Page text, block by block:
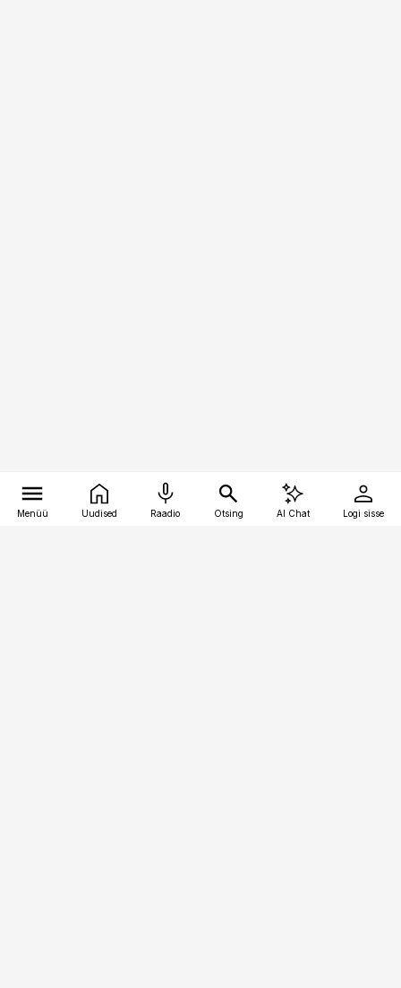
Menüü Uudised Raadio Otsing AI Chat Logi sisse